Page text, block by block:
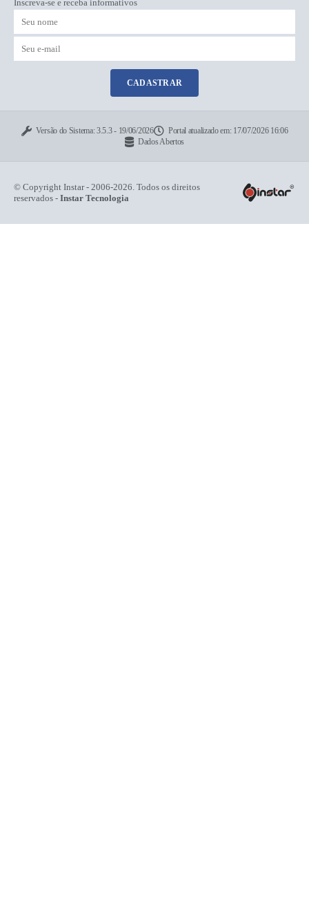
Inscreva-se e receba informativos
CADASTRAR
Versão do Sistema:3.5.3 - 19/06/2026 Portal atualizado em: 17/07/2026 16:06
Dados Abertos
© Copyright Instar - 2006-2026. Todos os direitos
reservados - Instar Tecnologia